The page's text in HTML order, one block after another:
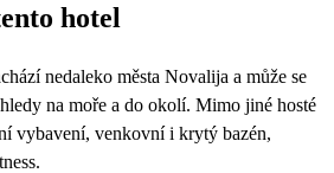
2 479 2 479
hotel
nedaleko města Novalija a může se
na moře a do okolí. Mimo jiné hosté
vybavení, venkovní i krytý bazén,